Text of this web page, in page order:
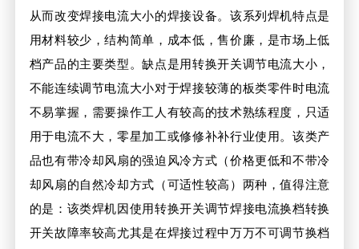
从而改变焊接电流大小的焊接设备。该系列焊机特点是
用材料较少，结构简单，成本低，售价廉，是市场上低
档产品的主要类型。缺点是用转换开关调节电流大小，
不能连续调节电流大小对于焊接较薄的板类零件时电流
不易掌握，需要操作工人有较高的技术熟练程度，只适
用于电流不大，零星加工或修修补补行业使用。该类产
品也有带冷却风扇的强迫风冷方式（价格更低和不带冷
却风扇的自然冷却方式（可适性较高）两种，值得注意
的是：该类焊机因使用转换开关调节焊接电流换档转换
开关故障率较高尤其是在焊接过程中万万不可调节换档